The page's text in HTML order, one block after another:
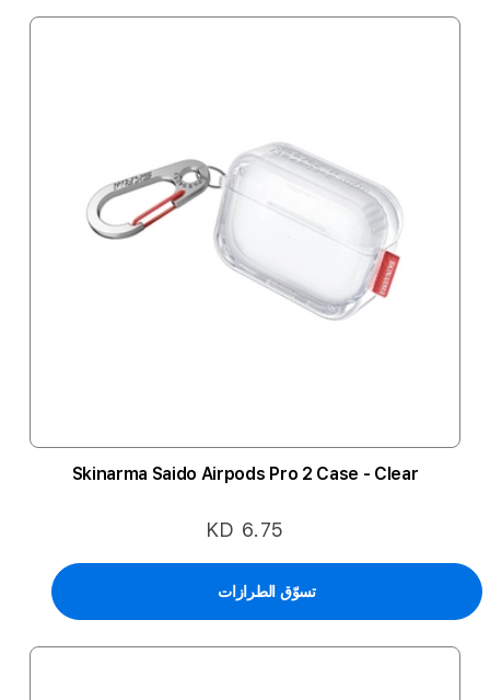
Skinarma Saido Airpods Pro 2 Case - Clear
KD 6.75
تسوّق الطرازات